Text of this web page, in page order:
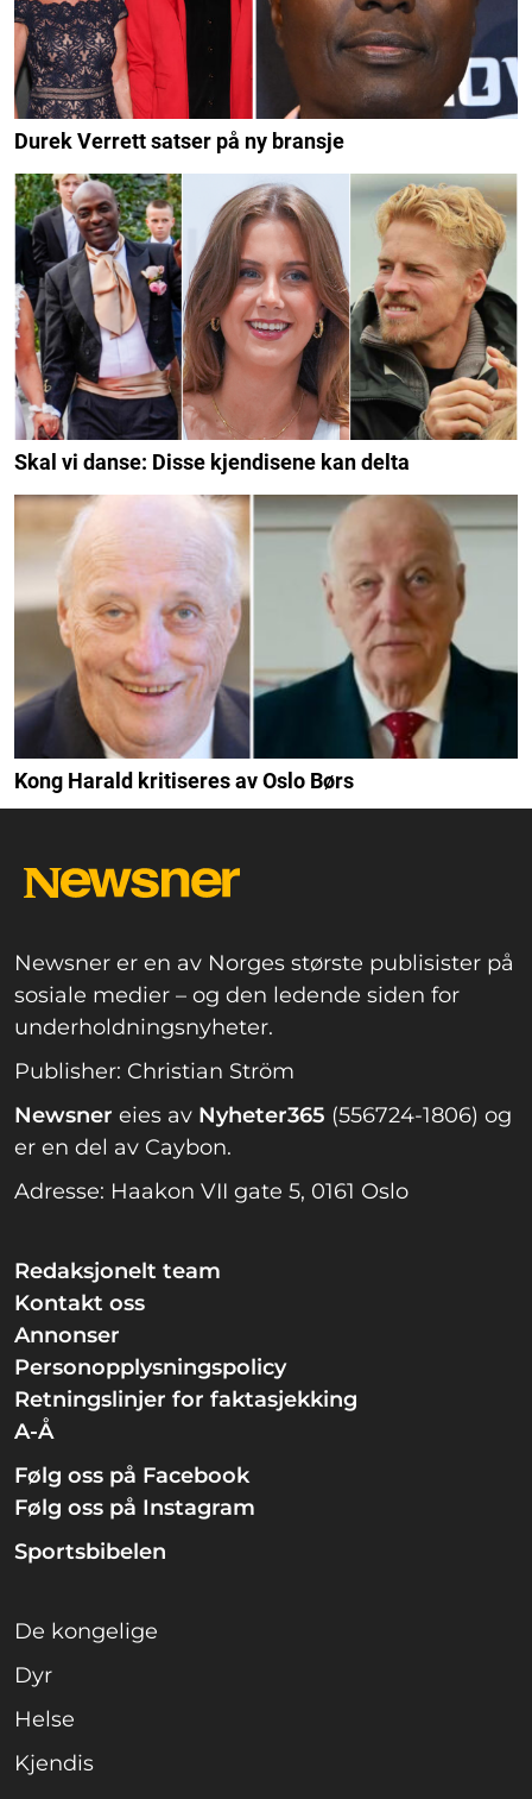
Durek Verrett satser på ny bransje
Skal vi danse: Disse kjendisene kan delta
Kong Harald kritiseres av Oslo Børs
Newsner er en av Norges største publisister på
sosiale medier – og den ledende siden for
underholdningsnyheter.
Publisher: Christian Ström
Newsner eies av Nyheter365 (556724-1806) og
er en del av Caybon.
Adresse: Haakon VII gate 5, 0161 Oslo
Redaksjonelt team
Kontakt oss
Annonser
Personopplysningspolicy
Retningslinjer for faktasjekking
A-Å
Følg oss på Facebook
Følg oss på Instagram
Sportsbibelen
De kongelige
Dyr
Helse
Kjendis